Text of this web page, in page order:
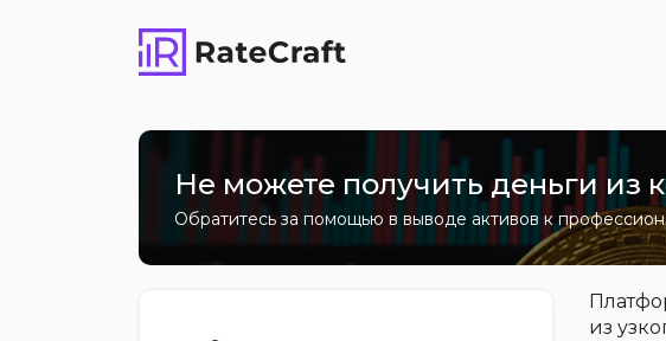
Не можете получить деньги из
Обратитесь за помощью в выводе активов к
из